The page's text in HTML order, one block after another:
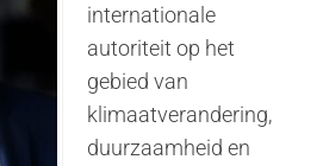
internationale
autoriteit op het
gebied van
klimaatverandering,
duurzaamheid en